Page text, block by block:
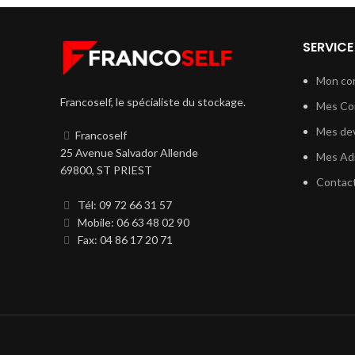
Francoself, le spécialiste du stockage.
Francoself
25 Avenue Salvador Allende
69800, ST PRIEST
Tél: 09 72 66 31 57
Mobile: 06 63 48 02 90
Fax: 04 86 17 20 71
Mon
Mes
Mes
Mes